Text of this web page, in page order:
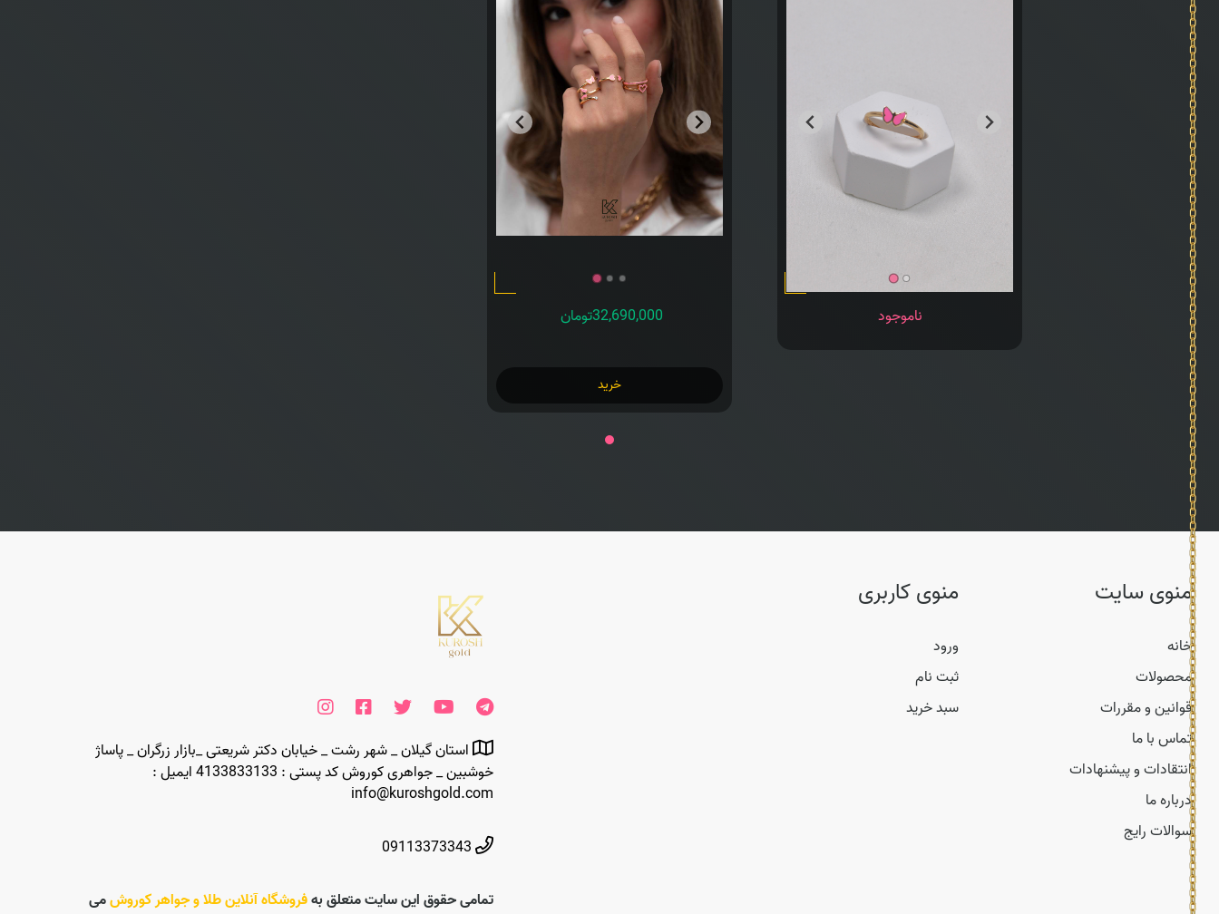
ناموجود 32,690,000تومان
خرید
منوی سایت
خانه
محصولات
قوانین و مقررات
تماس با ما
انتقادات و پیشنهادات
درباره ما
سوالات رایج
منوی کاربری
ورود
ثبت نام
سبد خرید
استان گیلان _ شهر رشت _ خیابان دکتر شریعتی _بازار زرگران _ پاساژ
خوشبین _ جواهری کوروش کد پستی : 4133833133 ایمیل :
info@kuroshgold.com
09113373343
تمامی حقوق این سایت متعلق بهفروشگاه آنلاین طلا و جواهر کوروشمی